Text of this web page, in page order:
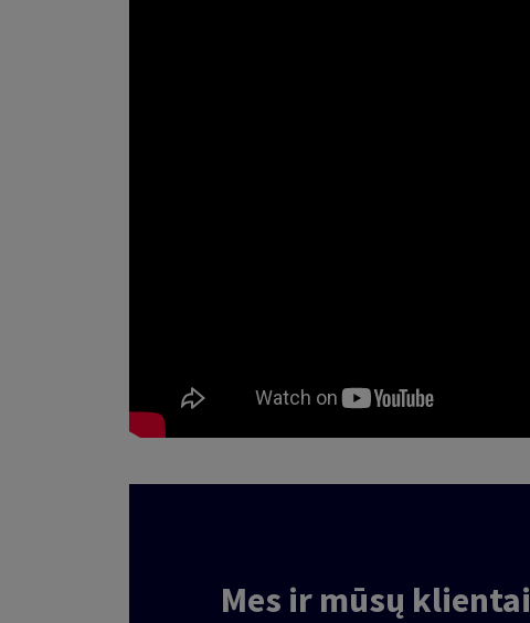
Mes ir mūsų klientai